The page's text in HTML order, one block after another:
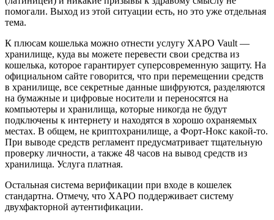
помогали. Выход из этой ситуации есть, но это уже отдельная
тема.
К плюсам кошелька можно отнести услугу XAPO Vault —
хранилище, куда вы можете перевести свои средства из
кошелька, которое гарантирует суперсовременную защиту. На
официальном сайте говорится, что при перемещении средств
в хранилище, все секретные данные шифруются, разделяются
на бумажные и цифровые носители и переносятся на
компьютеры и хранилища, которые никогда не будут
подключены к интернету и находятся в хорошо охраняемых
местах. В общем, не криптохранилище, а Форт-Нокс какой-то.
При выводе средств регламент предусматривает тщательную
проверку личности, а также 48 часов на вывод средств из
хранилища. Услуга платная.
Остальная система верификации при входе в кошелек
стандартна. Отмечу, что XAPO поддерживает систему
двухфакторной аутентификации.